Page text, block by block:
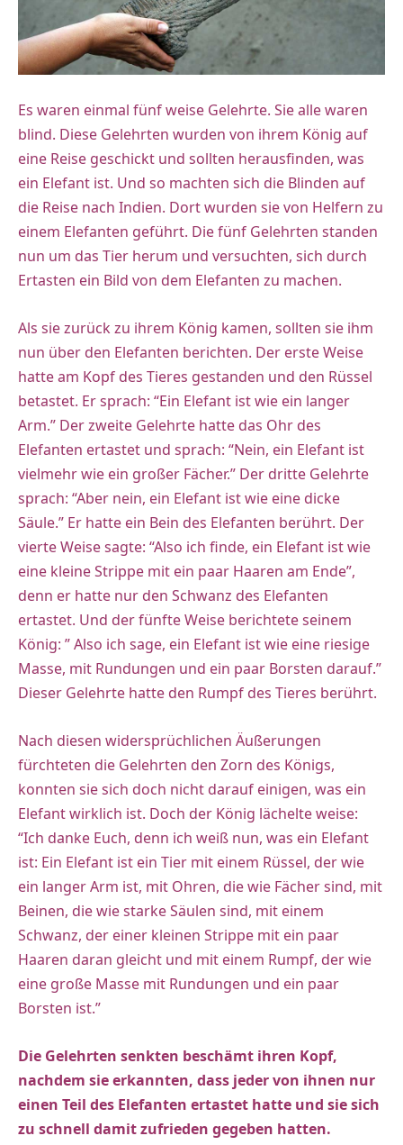
Es waren einmal fünf weise Gelehrte. Sie alle waren
blind. Diese Gelehrten wurden von ihrem König auf
eine Reise geschickt und sollten herausfinden, was
ein Elefant ist. Und so machten sich die Blinden auf
die Reise nach Indien. Dort wurden sie von Helfern zu
einem Elefanten geführt. Die fünf Gelehrten standen
nun um das Tier herum und versuchten, sich durch
Ertasten ein Bild von dem Elefanten zu machen.
Als sie zurück zu ihrem König kamen, sollten sie ihm
nun über den Elefanten berichten. Der erste Weise
hatte am Kopf des Tieres gestanden und den Rüssel
betastet. Er sprach: “Ein Elefant ist wie ein langer
Arm.” Der zweite Gelehrte hatte das Ohr des
Elefanten ertastet und sprach: “Nein, ein Elefant ist
vielmehr wie ein großer Fächer.” Der dritte Gelehrte
sprach: “Aber nein, ein Elefant ist wie eine dicke
Säule.” Er hatte ein Bein des Elefanten berührt. Der
vierte Weise sagte: “Also ich finde, ein Elefant ist wie
eine kleine Strippe mit ein paar Haaren am Ende”,
denn er hatte nur den Schwanz des Elefanten
ertastet. Und der fünfte Weise berichtete seinem
König: ” Also ich sage, ein Elefant ist wie eine riesige
Masse, mit Rundungen und ein paar Borsten darauf.”
Dieser Gelehrte hatte den Rumpf des Tieres berührt.
Nach diesen widersprüchlichen Äußerungen
fürchteten die Gelehrten den Zorn des Königs,
konnten sie sich doch nicht darauf einigen, was ein
Elefant wirklich ist. Doch der König lächelte weise:
“Ich danke Euch, denn ich weiß nun, was ein Elefant
ist: Ein Elefant ist ein Tier mit einem Rüssel, der wie
ein langer Arm ist, mit Ohren, die wie Fächer sind, mit
Beinen, die wie starke Säulen sind, mit einem
Schwanz, der einer kleinen Strippe mit ein paar
Haaren daran gleicht und mit einem Rumpf, der wie
eine große Masse mit Rundungen und ein paar
Borsten ist.”
Die Gelehrten senkten beschämt ihren Kopf,
nachdem sie erkannten, dass jeder von ihnen nur
einen Teil des Elefanten ertastet hatte und sie sich
zu schnell damit zufrieden gegeben hatten.